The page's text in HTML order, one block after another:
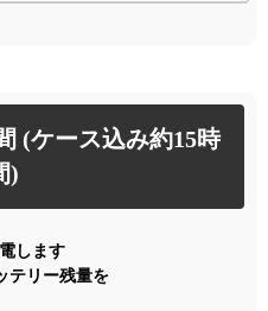
(ケース込み約15時
)
します
テリー残量を